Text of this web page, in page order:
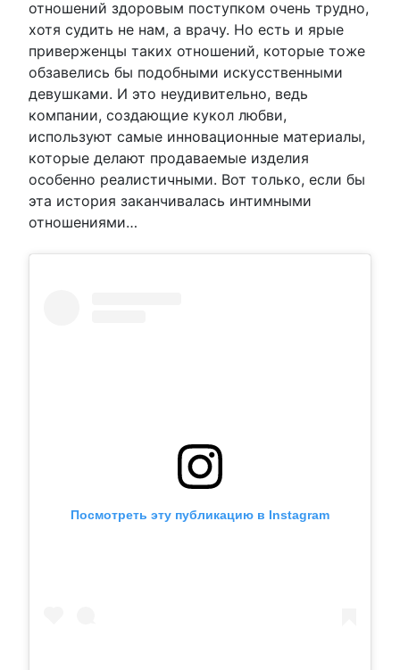
отношений здоровым поступком очень трудно,
хотя судить не нам, а врачу. Но есть и ярые
приверженцы таких отношений, которые тоже
обзавелись бы подобными искусственными
девушками. И это неудивительно, ведь
компании, создающие кукол любви,
используют самые инновационные материалы,
которые делают продаваемые изделия
особенно реалистичными. Вот только, если бы
эта история заканчивалась интимными
отношениями…
Посмотреть эту публикацию в Instagram